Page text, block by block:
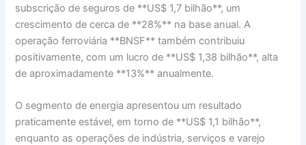
subscrição de seguros de **US$ 1,7 bilhão**, um
crescimento de cerca de **28%** na base anual. A
operação ferroviária **BNSF** também contribuiu
positivamente, com um lucro de **US$ 1,38 bilhão**, alta
de aproximadamente **13%** anualmente.
O segmento de energia apresentou um resultado
praticamente estável, em torno de **US$ 1,1 bilhão**,
enquanto as operações de indústria, serviços e varejo